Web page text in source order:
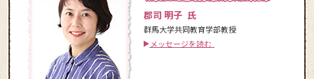
郡司 明子 氏
群馬大学共同教育学部教授
メッセージを読む